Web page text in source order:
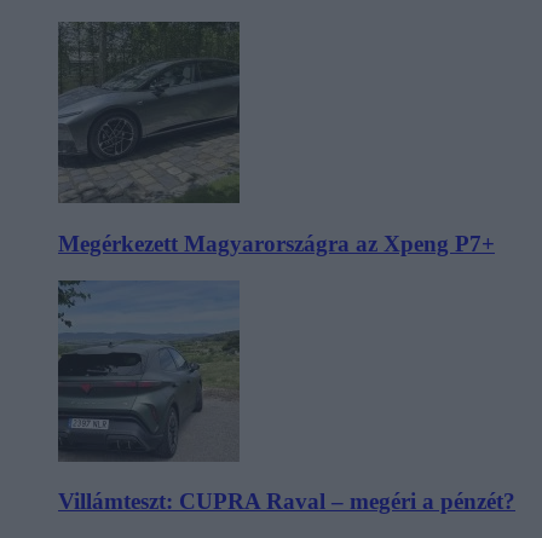
Megérkezett Magyarországra az Xpeng P7+
Villámteszt: CUPRA Raval – megéri a pénzét?